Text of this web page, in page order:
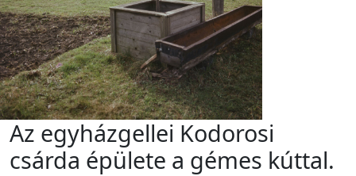
Az egyházgellei Kodorosi
csárda épülete a gémes kúttal.